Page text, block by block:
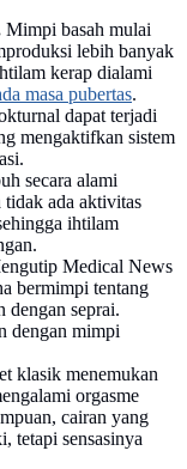
Mimpi basah mulai
lebih banyak
kerap dialami
masa pubertas.
dapat terjadi
mengaktifkan sistem
secara alami
tidak ada aktivitas
ihtilam
Medical News
bermimpi tentang
dengan seprai.
dengan mimpi
klasik menemukan
orgasme
cairan yang
tetapi sensasinya